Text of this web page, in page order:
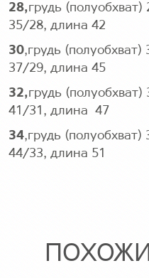
28,грудь
35/28, длина 42
30,грудь
37/29, длина 45
32,грудь
41/31, длина 47
34,грудь
44/33, длина 51